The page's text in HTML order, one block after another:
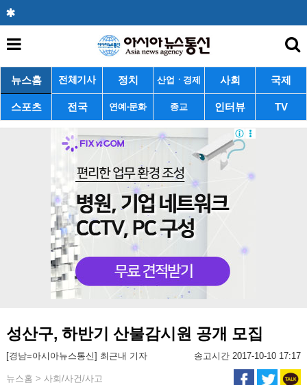
뉴스홈 전체기사 정치 산업ㆍ경제 사회 국제
스포츠 전국 연예·문화 종교 인터뷰 TV
성산구, 하반기 산불감시원 공개 모집
[경남=아시아뉴스통신] 최근내 기자 송고시간 2017-10-10 17:17
뉴스홈 > 사회/사건/사고